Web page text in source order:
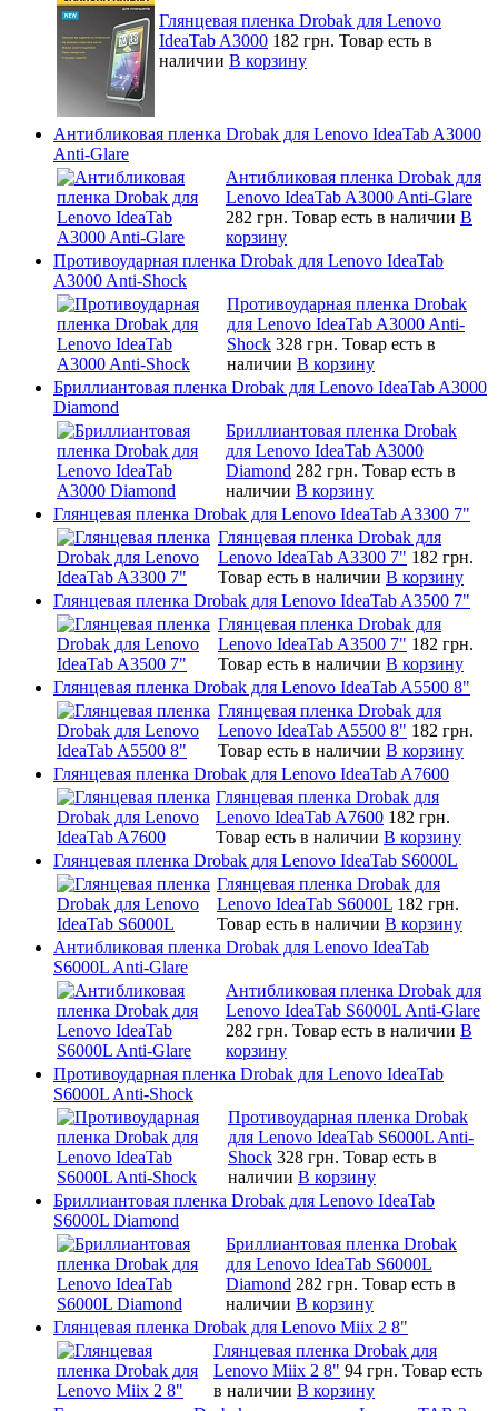
Глянцевая пленка Drobak для Lenovo
IdeaTab A3000 182 грн. Товар есть в
наличии В корзину
Антибликовая пленка Drobak для Lenovo IdeaTab A3000
Anti-Glare
Антибликовая пленка Drobak для
Lenovo IdeaTab A3000 Anti-Glare
282 грн. Товар есть в наличии В
корзину
Противоударная пленка Drobak для Lenovo IdeaTab
A3000 Anti-Shock
Противоударная пленка Drobak
для Lenovo IdeaTab A3000 Anti-
Shock 328 грн. Товар есть в
наличии В корзину
Бриллиантовая пленка Drobak для Lenovo IdeaTab A3000
Diamond
Бриллиантовая пленка Drobak
для Lenovo IdeaTab A3000
Diamond 282 грн. Товар есть в
наличии В корзину
Глянцевая пленка Drobak для Lenovo IdeaTab A3300 7"
Глянцевая пленка Drobak для
Lenovo IdeaTab A3300 7" 182 грн.
Товар есть в наличии В корзину
Глянцевая пленка Drobak для Lenovo IdeaTab A3500 7"
Глянцевая пленка Drobak для
Lenovo IdeaTab A3500 7" 182 грн.
Товар есть в наличии В корзину
Глянцевая пленка Drobak для Lenovo IdeaTab A5500 8"
Глянцевая пленка Drobak для
Lenovo IdeaTab A5500 8" 182 грн.
Товар есть в наличии В корзину
Глянцевая пленка Drobak для Lenovo IdeaTab A7600
Глянцевая пленка Drobak для
Lenovo IdeaTab A7600 182 грн.
Товар есть в наличии В корзину
Глянцевая пленка Drobak для Lenovo IdeaTab S6000L
Глянцевая пленка Drobak для
Lenovo IdeaTab S6000L 182 грн.
Товар есть в наличии В корзину
Антибликовая пленка Drobak для Lenovo IdeaTab
S6000L Anti-Glare
Антибликовая пленка Drobak для
Lenovo IdeaTab S6000L Anti-Glare
282 грн. Товар есть в наличии В
корзину
Противоударная пленка Drobak для Lenovo IdeaTab
S6000L Anti-Shock
Противоударная пленка Drobak
для Lenovo IdeaTab S6000L Anti-
Shock 328 грн. Товар есть в
наличии В корзину
Бриллиантовая пленка Drobak для Lenovo IdeaTab
S6000L Diamond
Бриллиантовая пленка Drobak
для Lenovo IdeaTab S6000L
Diamond 282 грн. Товар есть в
наличии В корзину
Глянцевая пленка Drobak для Lenovo Miix 2 8"
Глянцевая пленка Drobak для
Lenovo Miix 2 8" 94 грн. Товар есть
в наличии В корзину